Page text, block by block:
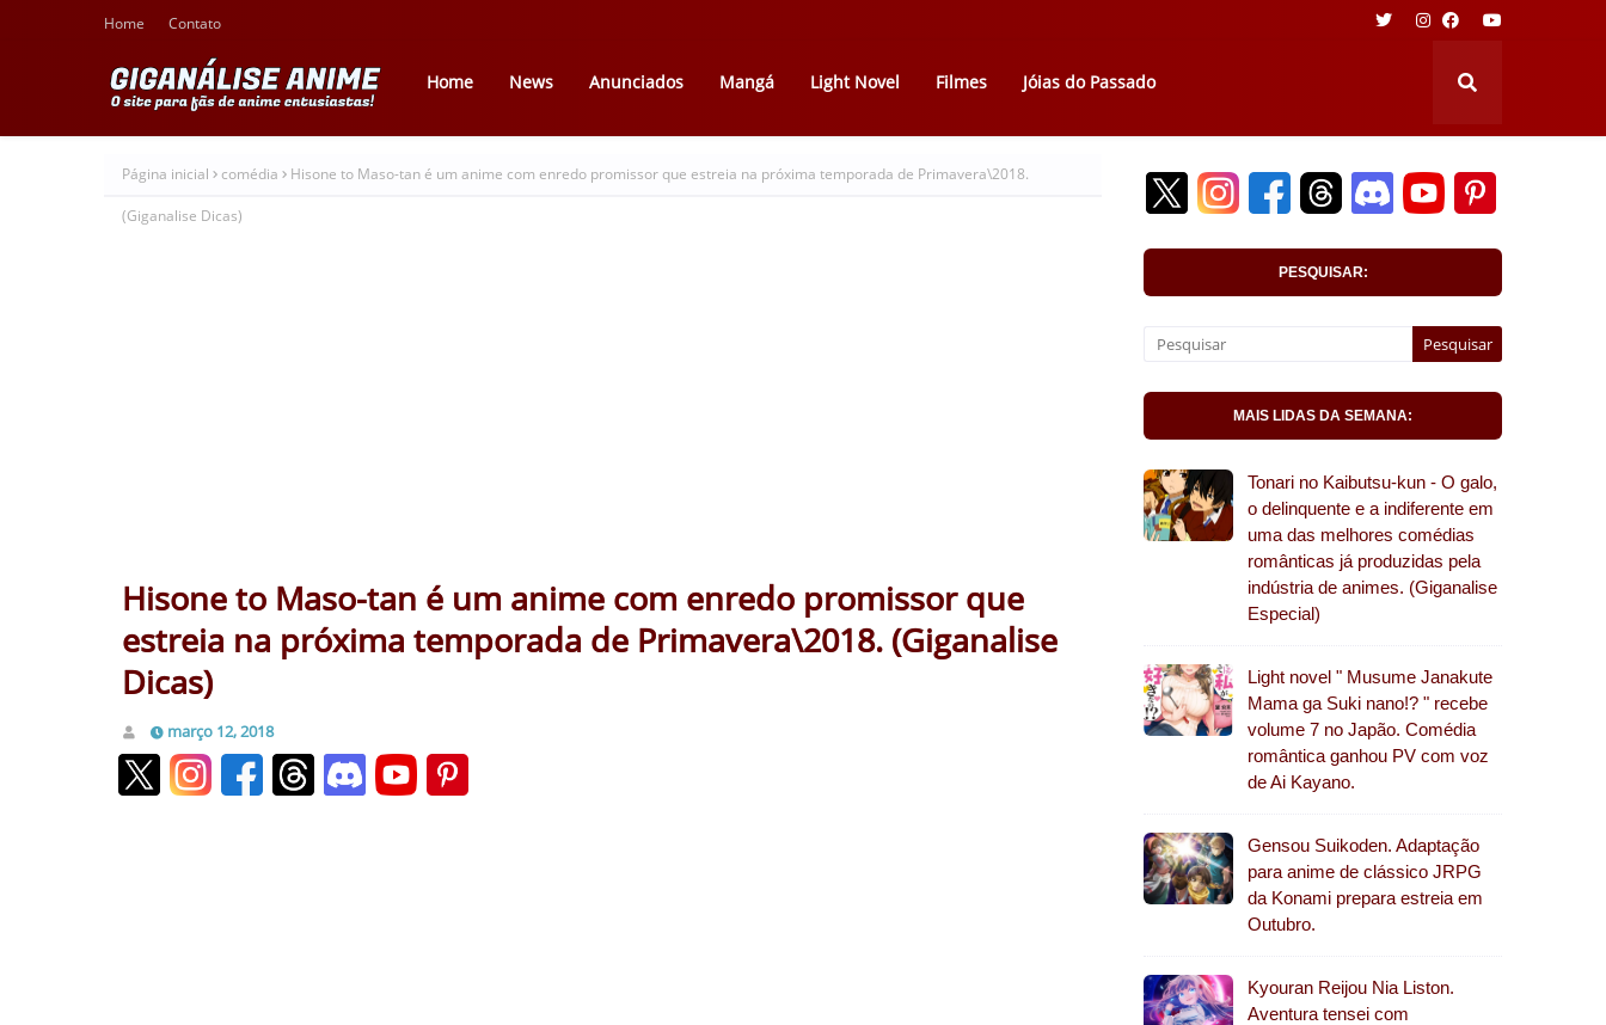
Home Contato
Home News Anunciados Mangá Light Novel Filmes Jóias do Passado
Página inicial comédia Hisone to Maso-tan é um anime com enredo promissor que estreia na próxima temporada de Primavera\2018.
(Giganalise Dicas)
Hisone to Maso-tan é um anime com enredo promissor que
estreia na próxima temporada de Primavera\2018. (Giganalise
Dicas)
março 12, 2018
PESQUISAR:
MAIS LIDAS DA SEMANA:
Tonari no Kaibutsu-kun - O galo,
o delinquente e a indiferente em
uma das melhores comédias
românticas já produzidas pela
indústria de animes. (Giganalise
Especial)
Light novel " Musume Janakute
Mama ga Suki nano!? " recebe
volume 7 no Japão. Comédia
romântica ganhou PV com voz
de Ai Kayano.
Gensou Suikoden. Adaptação
para anime de clássico JRPG
da Konami prepara estreia em
Outubro.
Kyouran Reijou Nia Liston.
Aventura tensei com